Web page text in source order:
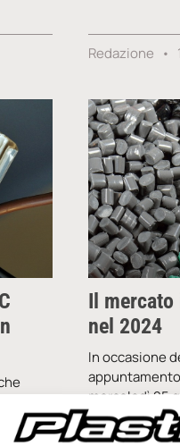
Redazione
da
Il mercato
nel 2024
In occasione
mercoledì 25
Plastic
risultati